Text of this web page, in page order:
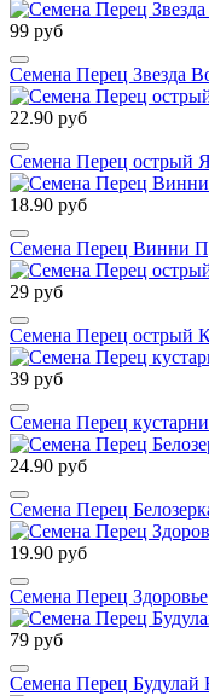
99 руб
Семена Перец Звезда
22.90 руб
Семена Перец острый
18.90 руб
Семена Перец Винни
29 руб
Семена Перец острый
39 руб
Семена Перец
24.90 руб
Семена Перец
19.90 руб
Семена Перец Здоровье
79 руб
Семена Перец Будулай